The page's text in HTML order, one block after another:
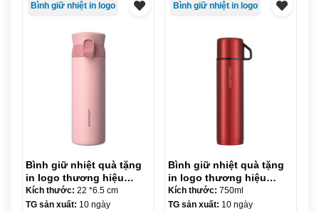
Bình giữ nhiệt in logo
Bình giữ nhiệt quà tặng
in logo thương hiệu
LocknLock Wannabe One
Touch 450ml KQ-BGN32
Kích thước: 22 *6.5 cm
TG sản xuất: 10 ngày
Bình giữ nhiệt in logo
Bình giữ nhiệt quà tặng
in logo thương hiệu
LocknLock MOCHA
tumbler 750ml KQ-BGN33
Kích thước: 750ml
TG sản xuất: 10 ngày